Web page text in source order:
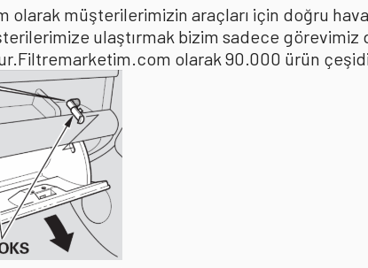
olarak müşterilerimizin araçları için doğru
ulaştırmak bizim sadece görevimiz
olarak 90.000 ürün